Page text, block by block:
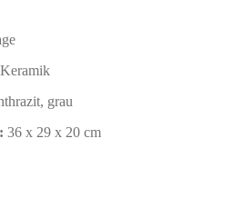
grau
36 x 29 x 20 cm